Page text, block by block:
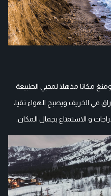
مكانا مذهلا لمحبي الطبيعة
في الخريف ويصبح الهواء نقيا،
و الاستمتاع بجمال المكان.